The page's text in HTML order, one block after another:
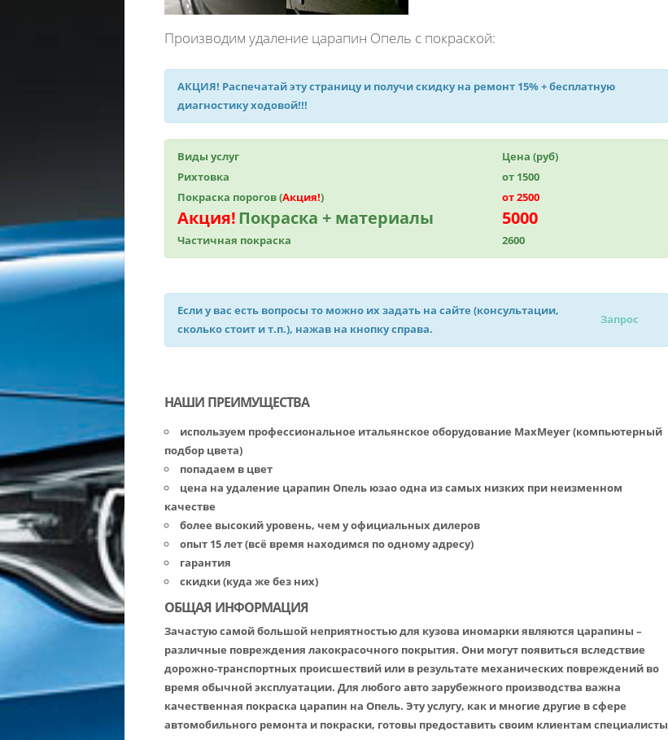
Производим удаление царапин Опель с покраской:
АКЦИЯ! Распечатай эту страницу и получискидку на ремонт 15%+ бесплатную
диагностику ходовой!!!
Виды услуг
Цена (руб)
Рихтовка
от 1500
Покраска порогов (Акция!) от 2500
Акция!Покраска + материалы 5000
Частичная покраска 2600
Если у вас есть вопросы то можно их задать на сайте (консультации,
сколько стоит и т.п.), нажав на кнопку справа.
Запрос
НАШИ ПРЕИМУЩЕСТВА
используем профессиональное итальянское оборудование MaxMeyer (компьютерный
подбор цвета)
попадаем в цвет
цена на удаление царапин Опель юзао одна из самых низких при неизменном
качестве
более высокий уровень, чем у официальных дилеров
опыт 15 лет (всё время находимся по одному адресу)
гарантия
скидки (куда же без них)
ОБЩАЯ ИНФОРМАЦИЯ
Зачастую самой большой неприятностью для кузова иномарки являются царапины –
различные повреждения лакокрасочного покрытия. Они могут появиться вследствие
дорожно-транспортных происшествий или в результате механических повреждений во
время обычной эксплуатации. Для любого авто зарубежного производства важна
качественная покраска царапин на Опель. Эту услугу, как и многие другие в сфере
автомобильного ремонта и покраски, готовы предоставить своим клиентам специалисты